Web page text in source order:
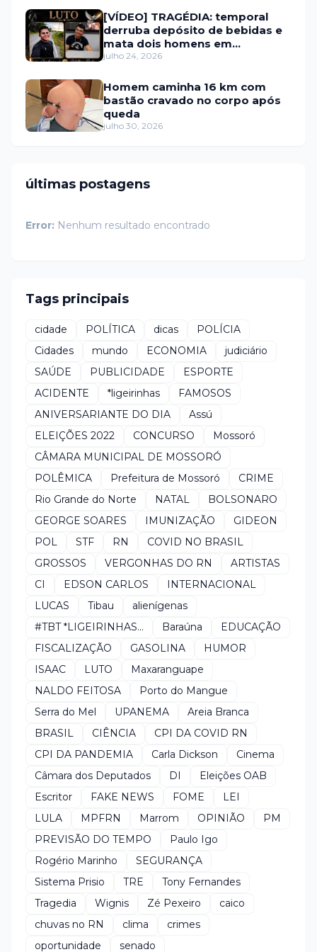
[VÍDEO] TRAGÉDIA: temporal
derruba depósito de bebidas e
mata dois homens em
Portalegre
julho 24, 2026
Homem caminha 16 km com
bastão cravado no corpo após
queda
julho 30, 2026
últimas postagens
Error: Nenhum resultado encontrado
Tags principais
cidade POLÍTICA dicas
POLÍCIA
Cidades
mundo ECONOMIA
judiciário
SAÚDE
PUBLICIDADE
ESPORTE
ACIDENTE
*ligeirinhas
FAMOSOS
ANIVERSARIANTE DO DIA
Assú
ELEIÇÕES 2022
CONCURSO
Mossoró
CÂMARA MUNICIPAL DE MOSSORÓ
POLÊMICA
Prefeitura de Mossoró
CRIME
Rio Grande do Norte
NATAL
BOLSONARO
GEORGE SOARES
IMUNIZAÇÃO
GIDEON
POL
STF RN
COVID NO BRASIL
GROSSOS
VERGONHAS DO RN
ARTISTAS
CI
EDSON CARLOS
INTERNACIONAL
LUCAS
Tibau
alienígenas
#TBT *LIGEIRINHAS...
Baraúna
EDUCAÇÃO
FISCALIZAÇÃO
GASOLINA
HUMOR
ISAAC
LUTO
Maxaranguape
NALDO FEITOSA
Porto do Mangue
Serra do Mel
UPANEMA
Areia Branca
BRASIL
CIÊNCIA
CPI DA COVID RN
CPI DA PANDEMIA
Carla Dickson
Cinema
Câmara dos Deputados
DI
Eleições OAB
Escritor
FAKE NEWS FOME
LEI
LULA
MPFRN Marrom OPINIÃO
PM
PREVISÃO DO TEMPO
Paulo Igo
Rogério Marinho
SEGURANÇA
Sistema Prisio
TRE
Tony Fernandes
Tragedia
Wignis Zé Pexeiro
caico
chuvas no RN
clima
crimes
oportunidade
senado